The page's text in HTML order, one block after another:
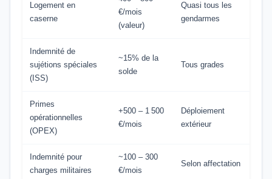
Logement en
caserne
€/mois
(valeur)
Quasi tous les
gendarmes
Indemnité de
sujétions spéciales
(ISS)
~15% de la
solde
Tous grades
Primes
opérationnelles
(OPEX)
+500 – 1 500
€/mois
Déploiement
extérieur
Indemnité pour
charges militaires
~100 – 300
€/mois
Selon affectation